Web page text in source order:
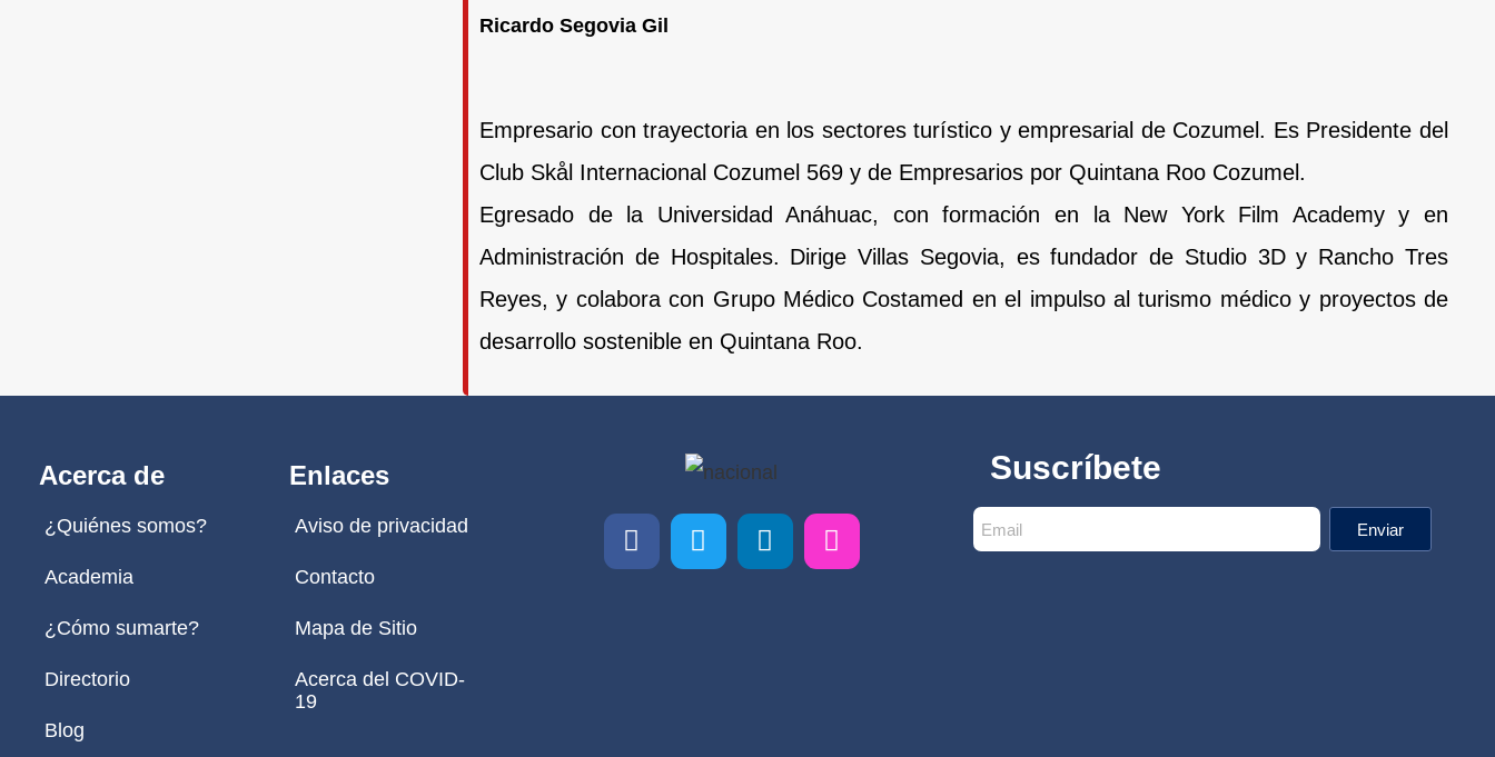
Ricardo Segovia Gil
Empresario con trayectoria en los sectores turístico y empresarial de Cozumel. Es Presidente del
Club Skål Internacional Cozumel 569 y de Empresarios por Quintana Roo Cozumel.
Egresado de la Universidad Anáhuac, con formación en la New York Film Academy y en
Administración de Hospitales. Dirige Villas Segovia, es fundador de Studio 3D y Rancho Tres
Reyes, y colabora con Grupo Médico Costamed en el impulso al turismo médico y proyectos de
desarrollo sostenible en Quintana Roo.
Acerca de
¿Quiénes somos?
Academia
¿Cómo sumarte?
Directorio
Blog
Enlaces
Aviso de privacidad
Contacto
Mapa de Sitio
Acerca del COVID-
19
Suscríbete
Enviar